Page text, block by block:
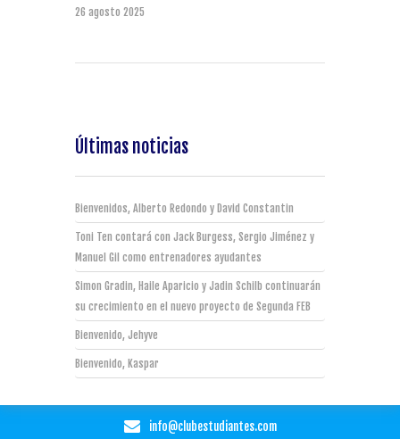
26 agosto 2025
Últimas noticias
Bienvenidos, Alberto Redondo y David Constantin
Toni Ten contará con Jack Burgess, Sergio Jiménez y
Manuel Gil como entrenadores ayudantes
Simon Gradin, Haile Aparicio y Jadin Schilb continuarán
su crecimiento en el nuevo proyecto de Segunda FEB
Bienvenido, Jehyve
Bienvenido, Kaspar
info@clubestudiantes.com